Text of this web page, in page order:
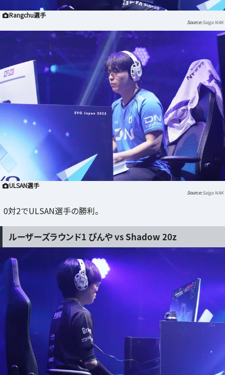
Rangchu選手
Saiga NAK
ULSAN選手
Saiga NAK
0対2でULSAN選手の勝利。
ルーザーズラウンド1 ぴんや vs Shadow 20z